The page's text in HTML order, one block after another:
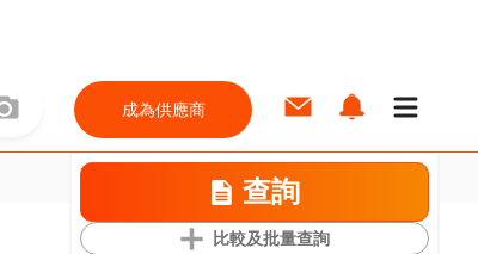
成為供應商
查詢
比較及批量查詢